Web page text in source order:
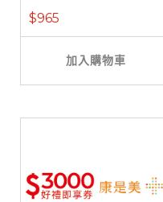
$965
加入購物車